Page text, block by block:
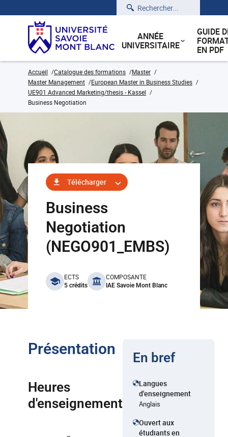
Rechercher
ANNÉE
UNIVERSITAIRE
GUIDE
EN PDF
Accueil Catalogue des formations
Master
Master Management
European Master in Business Studies
UE901 Advanced Marketing/thesis - Kassel
Business Negotiation
Télécharger
Business
Negotiation
(NEGO901_EMBS)
benefits
ECTS
5 crédits
COMPOSANTE
IAE Savoie Mont Blanc
Présentation
Heures
d'enseignement
En bref
Langues
d'enseignement
Anglais
Ouvert aux
étudiants en